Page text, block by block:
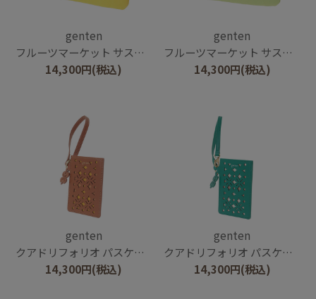
genten
フルーツマーケット サステナブルポーチ
14,300円(税込)
genten
フルーツマーケット サステナブルポーチ
14,300円(税込)
genten
クアドリフォリオ パスケース
14,300円(税込)
genten
クアドリフォリオ パスケース
14,300円(税込)